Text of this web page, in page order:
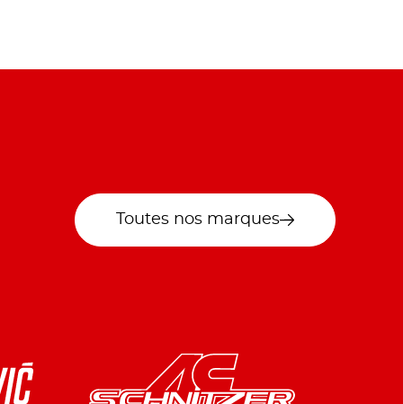
Toutes nos marques